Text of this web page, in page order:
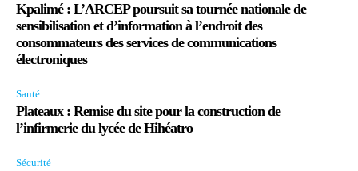
Kpalimé : L’ARCEP poursuit sa tournée nationale de
sensibilisation et d’information à l’endroit des
consommateurs des services de communications
électroniques
Santé
Plateaux : Remise du site pour la construction de
l’infirmerie du lycée de Hihéatro
Sécurité